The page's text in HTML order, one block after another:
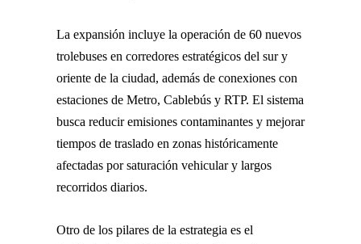
La expansión incluye la operación de 60 nuevos
trolebuses en corredores estratégicos del sur y
oriente de la ciudad, además de conexiones con
estaciones de Metro, Cablebús y RTP. El sistema
busca reducir emisiones contaminantes y mejorar
tiempos de traslado en zonas históricamente
afectadas por saturación vehicular y largos
recorridos diarios.
Otro de los pilares de la estrategia es el